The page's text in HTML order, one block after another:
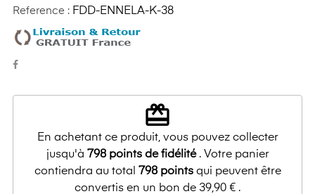
Reference : FDD-ENNELA-K-38
redeem
En achetant ce produit, vous pouvez collecter
jusqu'à 798points de fidélité. Votre panier
contiendra au total
798pointsqui peuvent être
convertis en un bon de 39,90 € .